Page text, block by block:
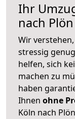
Ihr
nach Plön
Wir
stressig
helfen, sich
machen zu
haben
Ihnen ohne
Köln nach